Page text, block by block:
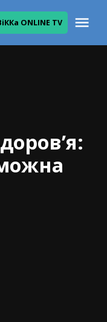
ONLINE TV